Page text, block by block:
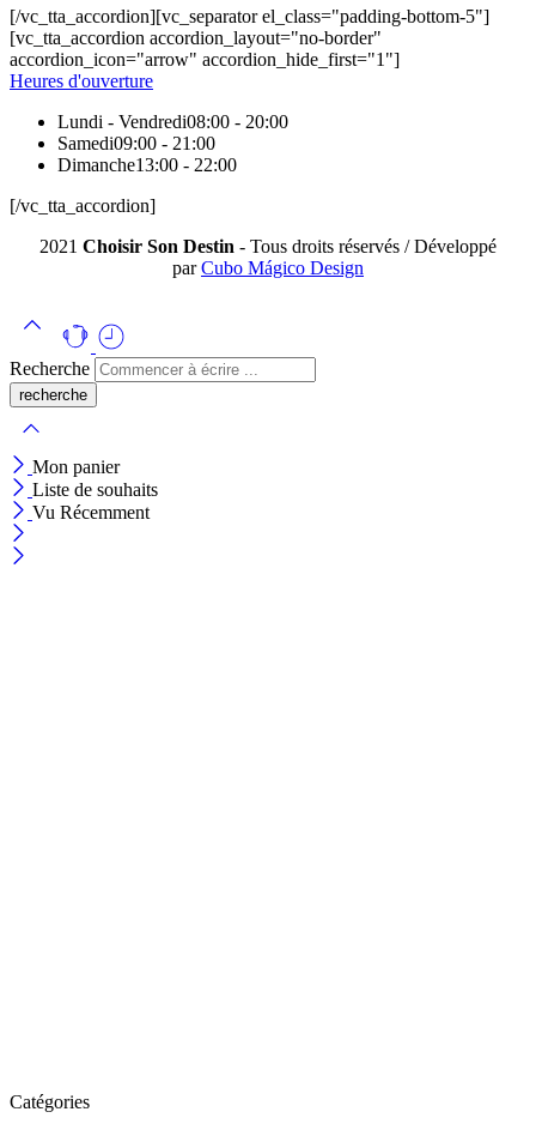
[/vc_tta_accordion][vc_separator el_class="padding-bottom-5"]
[vc_tta_accordion accordion_layout="no-border"
accordion_icon="arrow" accordion_hide_first="1"]
Heures d'ouverture
Lundi - Vendredi08:00 - 20:00
Samedi09:00 - 21:00
Dimanche13:00 - 22:00
[/vc_tta_accordion]
2021 Choisir Son Destin - Tous droits réservés / Développé
parCubo Mágico Design
Recherche
Mon panier
Liste de souhaits
Vu Récemment
Catégories